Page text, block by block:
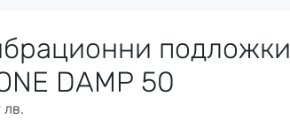
подложки
DAMP 50
лв.